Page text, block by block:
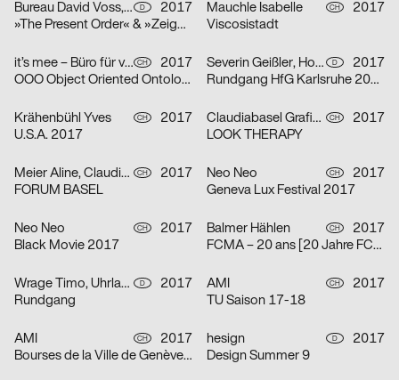
Bureau David Voss, Bielau Janette D
2017
»The Present Order« & »Zeigen«
Mauchle Isabelle CH
2017
Viscosistadt
it’s mee – Büro für visuelle Kommunikation CH
2017
OOO Object Oriented Ontology – Regionale 18
Severin Geißler, Hofmann Jana D
2017
Rundgang HfG Karlsruhe 2017
Krähenbühl Yves CH
2017
U.S.A. 2017
Claudiabasel Grafik & Interaktion CH
2017
LOOK THERAPY
Meier Aline, Claudiabasel Grafik & Interaktion CH
2017
FORUM BASEL
Neo Neo CH
2017
Geneva Lux Festival 2017
Neo Neo CH
2017
Black Movie 2017
Balmer Hählen CH
2017
FCMA – 20 ans [20 Jahre FCMA]
Wrage Timo, Uhrlau Theresia, Schröer Pia, Siemoneit Lukas, Flitta Julia, Kiefaber Isabel D
2017
Rundgang
AMI CH
2017
TU Saison 17-18
AMI CH
2017
Bourses de la Ville de Genève 2017 [Stipendien der Stadt Genf 2017]
hesign D
2017
Design Summer 9